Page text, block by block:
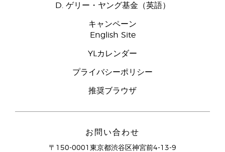
D. ゲリー・ヤング基金（英語）
キャンペーン
English Site
YLカレンダー
プライバシーポリシー
推奨ブラウザ
お問い合わせ
〒150-0001東京都渋谷区神宮前4-13-9